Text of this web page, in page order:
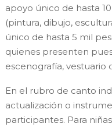
apoyo único de hasta
(pintura, dibujo,
único de hasta 5 mil
quienes presenten
escenografía, vestuario
En el rubro de canto
actualización o
participantes. Para